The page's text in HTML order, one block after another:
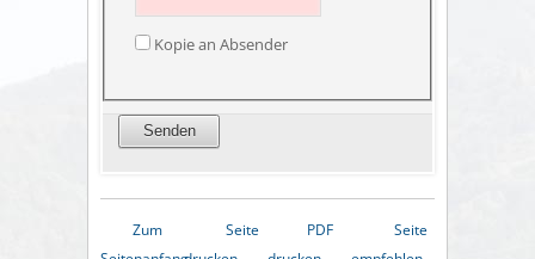
Kopie an Absender
Zum
Seite
PDF
Seite